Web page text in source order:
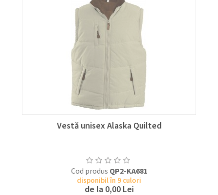
Vestă unisex Alaska Quilted
Cod produs QP2-KA681
disponibil în 9 culori
de la 0,00 Lei